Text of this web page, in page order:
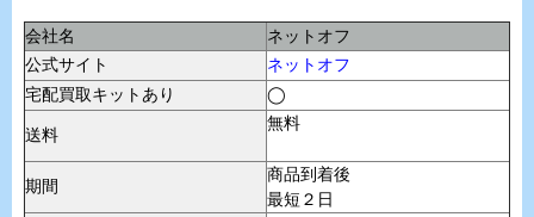
会社名
ネットオフ
公式サイト
ネットオフ
宅配買取キットあり
◯
送料
無料
期間
商品到着後
最短２日